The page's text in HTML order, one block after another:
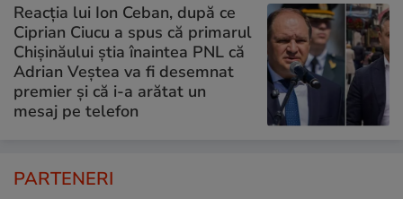
Reacția lui Ion Ceban, după ce
Ciprian Ciucu a spus că primarul
Chișinăului știa înaintea PNL că
Adrian Veștea va fi desemnat
premier și că i-a arătat un
mesaj pe telefon
PARTENERI